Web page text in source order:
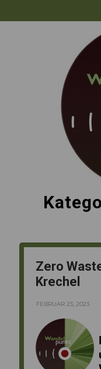
Zero
Krechel
FEBRUAR 23, 2023